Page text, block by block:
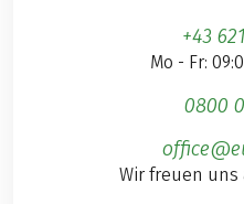
+43
Mo - Fr:
0800
Wir freuen uns